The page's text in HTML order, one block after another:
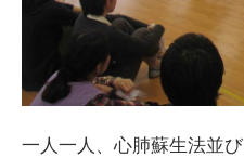
一人一人、心肺蘇生法並